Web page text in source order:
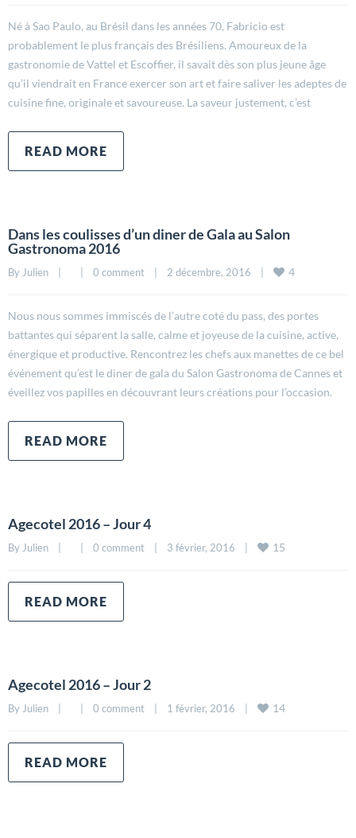
Né à Sao Paulo, au Brésil dans les années 70, Fabricio est
probablement le plus français des Brésiliens. Amoureux de la
gastronomie de Vattel et Escoffier, il savait dès son plus jeune âge
qu’il viendrait en France exercer son art et faire saliver les adeptes de
cuisine fine, originale et savoureuse. La saveur justement, c’est
READ MORE
Dans les coulisses d’un diner de Gala au Salon
Gastronoma 2016
By Julien 0 comment 2 décembre, 2016 4
Nous nous sommes immiscés de l’autre coté du pass, des portes
battantes qui séparent la salle, calme et joyeuse de la cuisine, active,
énergique et productive. Rencontrez les chefs aux manettes de ce bel
événement qu’est le diner de gala du Salon Gastronoma de Cannes et
éveillez vos papilles en découvrant leurs créations pour l’occasion.
READ MORE
Agecotel 2016 – Jour 4
By Julien 0 comment 3 février, 2016 15
READ MORE
Agecotel 2016 – Jour 2
By Julien 0 comment 1 février, 2016 14
READ MORE